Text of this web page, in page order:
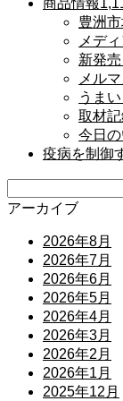
商品情報
豊洲
メデ
新発
メル
うま
取材
今日
疫病を制御
索:
アーカイブ
2026年8月
2026年7月
2026年6月
2026年5月
2026年4月
2026年3月
2026年2月
2026年1月
2025年12月